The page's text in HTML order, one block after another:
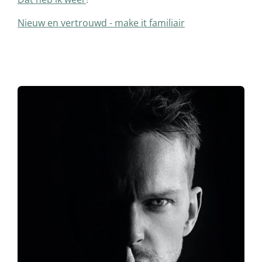
Nieuw en vertrouwd - make it familiair